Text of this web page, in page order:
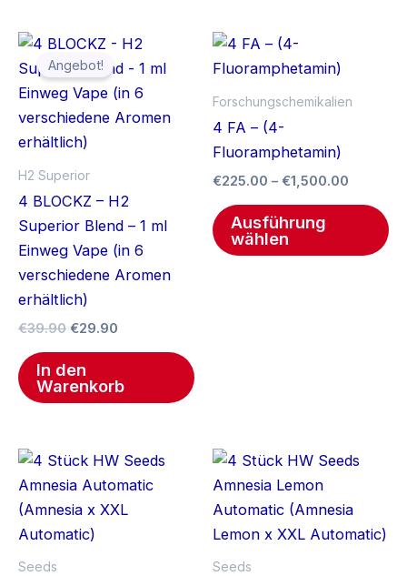
Angebot!
H2 Superior
4 BLOCKZ – H2
Superior Blend – 1 ml
Einweg Vape (in 6
verschiedene Aromen
erhältlich)
€39.90
Ursprünglicher
Preis
war:
€39.90
€29.90
Aktueller
ist:
€29.90.
In den
Warenkorb
Forschungschemikalien
4 FA – (4-
Fluoramphetamin)
€225.00 – €1,500.00
Ausführung
wählen
Seeds Seeds